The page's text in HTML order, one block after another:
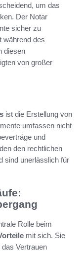
um das
Der Notar
sicher zu
während des
diesen
von großer
ist die Erstellung von
umfassen nicht
und
den rechtlichen
sind unerlässlich für
Rolle beim
mit sich. Sie
Vertrauen